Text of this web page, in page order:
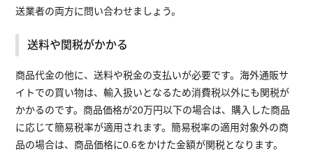
送業者の両方に問い合わせましょう。
送料や関税がかかる
商品代金の他に、送料や税金の支払いが必要です。海外通販サ
イトでの買い物は、輸入扱いとなるため消費税以外にも関税が
かかるのです。商品価格が20万円以下の場合は、購入した商品
に応じて簡易税率が適用されます。簡易税率の適用対象外の商
品の場合は、商品価格に0.6をかけた金額が関税となります。